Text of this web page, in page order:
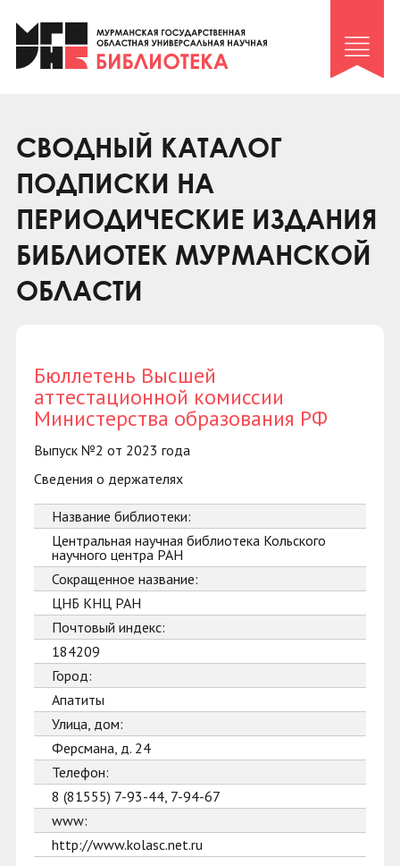
Клуб «Гиря и сельдерей»
Клуб «Семейный архив»
Коллегам
Контакты
СВОДНЫЙ КАТАЛОГ
ПОДПИСКИ НА
ПЕРИОДИЧЕСКИЕ ИЗДАНИЯ
БИБЛИОТЕК МУРМАНСКОЙ
ОБЛАСТИ
Бюллетень Высшей
аттестационной комиссии
Министерства образования РФ
Выпуск №2 от 2023 года
Сведения о держателях
Название библиотеки:
Центральная научная библиотека Кольского
научного центра РАН
Сокращенное название:
ЦНБ КНЦ РАН
Почтовый индекс:
184209
Город:
Апатиты
Улица, дом:
Ферсмана, д. 24
Телефон:
8 (81555) 7-93-44, 7-94-67
www:
http://www.kolasc.net.ru